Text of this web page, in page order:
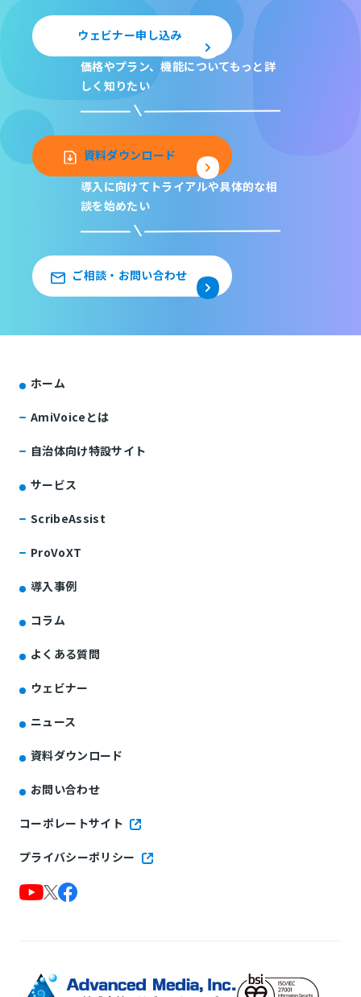
ウェビナー申し込み
価格やプラン、機能についてもっと詳
しく知りたい
資料ダウンロード
導入に向けてトライアルや具体的な相
談を始めたい
ご相談・お問い合わせ
ホーム
AmiVoiceとは
自治体向け特設サイト
サービス
ScribeAssist
ProVoXT
導入事例
コラム
よくある質問
ウェビナー
ニュース
資料ダウンロード
お問い合わせ
コーポレートサイト
プライバシーポリシー